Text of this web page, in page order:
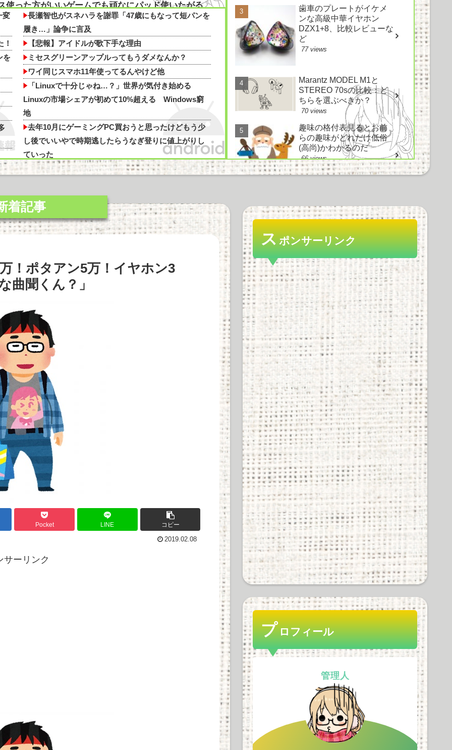
使った方がいいゲームでも頑なにパッド使いたがる
いんだけど
多ペースで推移 「当たれば一攫千金」過去の時代
税抜150円引き＆ご飯大盛り無料🤤
多ペースで推移 「当たれば一攫千金」過去の時代
を作る
変
を
長瀬智也がスネハラを謝罪「47歳にもなって短パンを
履き…」論争に言及
【悲報】アイドルが歌下手な理由
ミセスグリーンアップルってもうダメなんか？
ワイ同じスマホ11年使ってるんやけど他
「Linuxで十分じゃね…？」世界が気付き始める
Linuxの市場シェアが初めて10%超える Windows窮
地
去年10月にゲーミングPC買おうと思ったけどもう少
し後でいいやで時期逃したらうなぎ登りに値上がりし
ていった
友達とPCで遊んでるんだがキーボードとマウス使っ
WindowsってCopilotってAI押してるの？必要ないん
だけど
”サ終” 相次ぐスマホゲーム、倒産も急増 過去最多
ペースで推移 「当たれば一攫千金」過去の時代に他
おまえらAmazonのレビューって書いてる？他
PCゲーム「まず20万円以上のPCを買います」←これ
Powered by livedoor 相互RSS
歯車のプレートがイケメ
ンな高級中華イヤホン
DZX1+8、比較レビューな
ど
77 views
Marantz MODEL M1と
STEREO 70sの比較：ど
ちらを選ぶべきか？
70 views
趣味の格付表見るとお前
らの趣味がどれだけ低俗
(高尚)かわかるのだ
66 views
ずにヘッドホン使ってド
ヤ顔してる奴ｗｗｗｗｗ
61 views
好きなノベルゲーソング
は？ にわか「鳥の詩」
知ったか「空気力学少女
と～」情弱「Hesitation
snow」
56 views
SHUREのイヤホン買って
シュア掛けしてるやつの
イキってる率は異常ｗｗ
ｗｗｗ
ワイ、ボカロを始めるも
再生数が伸びず号泣
43 views
SHURE製イヤホンの偽物
掴まされたかも。シェル
に刻まれてる番号が左右
で違う奴はもしかし
て・・・
ヘッドホンに拘るヤツの
ゼンハイザー率ｗｗｗｗ
ｗｗｗｗｗ
33 views
どう？あとリケーブルに
30 views
！ポタアン5万！イヤホン3
曲聞くん？」
Pocket LINE コピー
2019.02.08
サーリンク
スポンサーリンク
プロフィール
管理人